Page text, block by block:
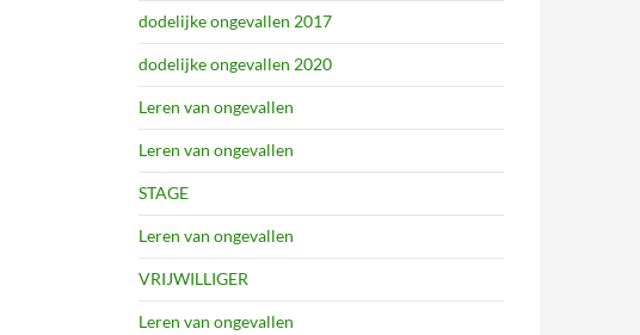
dodelijke ongevallen 2017
dodelijke ongevallen 2020
Leren van ongevallen
Leren van ongevallen
STAGE
Leren van ongevallen
VRIJWILLIGER
Leren van ongevallen